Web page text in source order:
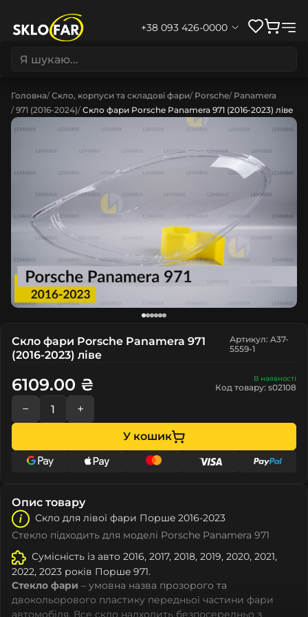
+38 093 426-0000
Головна Скло, корпуси та складові фари Porsche Panamera
971 (2016-2024) Скло фари Porsche Panamera 971 (2016-2023) ліве
Скло фари Porsche Panamera 971
(2016-2023) ліве
Артикул: A37-
5559-1
В наявності
Код товару: s02108
6109.00 ₴
− +
У кошик
Опис товару
Скло для лівої фари Поршe 2016-2023
Стекло підходить для моделі Porsche Panamera 971
Сумісність із авто 2016, 2017, 2018, 2019, 2020, 2021,
2022, 2023 років Поршe 971.
Стекло фари – умовна назва прозорого та
двокольорового пластику передньої частини фари
автомобіля. Все скло надходить безпосередньо з